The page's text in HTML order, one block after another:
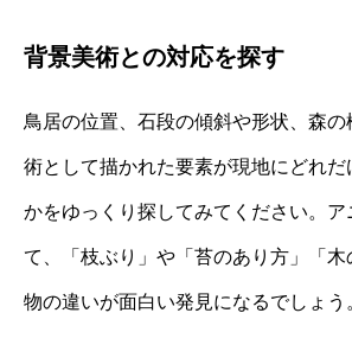
背景美術との対応を探す
鳥居の位置、石段の傾斜や形状、森
術として描かれた要素が現地にどれだ
かをゆっくり探してみてください。
て、「枝ぶり」や「苔のあり方」「木
物の違いが面白い発見になるでしょう